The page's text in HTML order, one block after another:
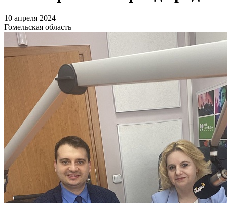
10 апреля 2024
Гомельская область